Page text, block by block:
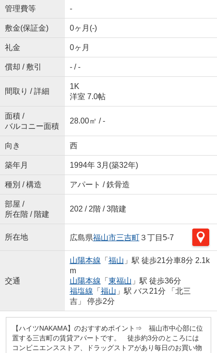
管理費等 -
敷金(保証金) 0ヶ月(-)
礼金 0ヶ月
償却 / 敷引 - / -
間取り / 詳細
1K
洋室 7.0帖
面積 /
バルコニー面積
28.00㎡ / -
向き 西
築年月 1994年 3月(築32年)
種別 / 構造 アパート / 鉄骨造
部屋 /
所在階 / 階建
202 / 2階 / 3階建
所在地 広島県福山市三吉町３丁目5-7
交通
山陽本線 「 福山 」駅 徒歩21分車8分 2.1k
m
山陽本線 「 東福山 」駅 徒歩36分
福塩線 「 福山 」駅 バス21分 「北三
吉」 停歩2分
【ハイツNAKAMA】のおすすめポイント⇒ 福山市中心部に位
置する三吉町の賃貸アパートです。 徒歩約3分のところには
コンビニエンスストア、ドラッグストアがあり毎日のお買い物